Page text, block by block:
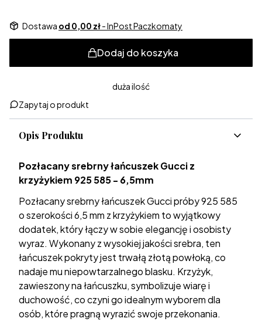
Dostawa od 0,00 zł- InPost Paczkomaty
Dodaj do koszyka
duża ilość
Zapytaj o produkt
Opis Produktu
Pozłacany srebrny łańcuszek Gucci z
krzyżykiem 925 585 - 6,5mm
Pozłacany srebrny łańcuszek Gucci próby 925 585
o szerokości 6,5 mm z krzyżykiem to wyjątkowy
dodatek, który łączy w sobie elegancję i osobisty
wyraz. Wykonany z wysokiej jakości srebra, ten
łańcuszek pokryty jest trwałą złotą powłoką, co
nadaje mu niepowtarzalnego blasku. Krzyżyk,
zawieszony na łańcuszku, symbolizuje wiarę i
duchowość, co czyni go idealnym wyborem dla
osób, które pragną wyrazić swoje przekonania.